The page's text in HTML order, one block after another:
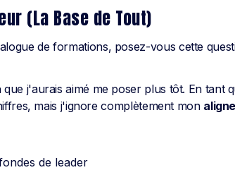
(La Base de Tout)
de formations, posez-vous cette
j'aurais aimé me poser plus tôt. En tant
mais j'ignore complètement mon
de leader